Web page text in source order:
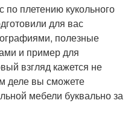
плетению кукольного
для вас
полезные
и пример для
взгляд кажется не
деле вы сможете
мебели буквально за